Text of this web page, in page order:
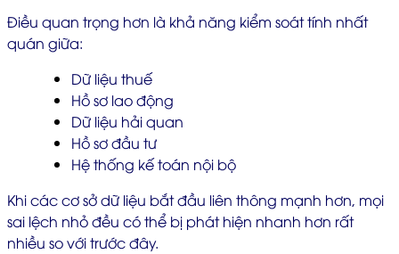
Điều quan trọng hơn là khả năng kiểm soát tính nhất
quán giữa:
Dữ liệu thuế
Hồ sơ lao động
Dữ liệu hải quan
Hồ sơ đầu tư
Hệ thống kế toán nội bộ
Khi các cơ sở dữ liệu bắt đầu liên thông mạnh hơn, mọi
sai lệch nhỏ đều có thể bị phát hiện nhanh hơn rất
nhiều so với trước đây.